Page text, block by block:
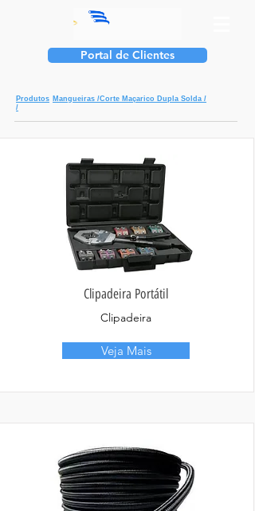
Portal de Clientes
Produtos
/
Mangueiras /Corte Maçarico Dupla Solda /
Clipadeira Portátil
Clipadeira
Veja Mais